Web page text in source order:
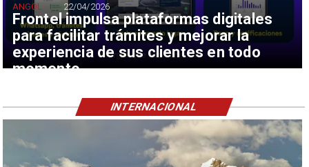
Frontel impulsa plataformas digitales
para facilitar trámites y mejorar la
experiencia de sus clientes en todo
momento
ANGOL 22/04/2026
INTERNACIONAL